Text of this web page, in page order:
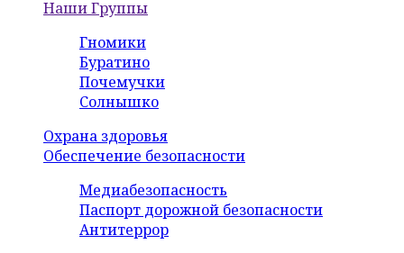
Наши Группы
Гномики
Буратино
Почемучки
Солнышко
Охрана здоровья
Обеспечение безопасности
Медиабезопасность
Паспорт дорожной безопасности
Антитеррор